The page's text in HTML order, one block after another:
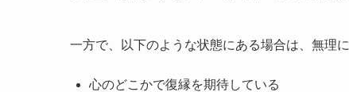
一方で、以下のような状態にある場合は、無理
心のどこかで復縁を期待している